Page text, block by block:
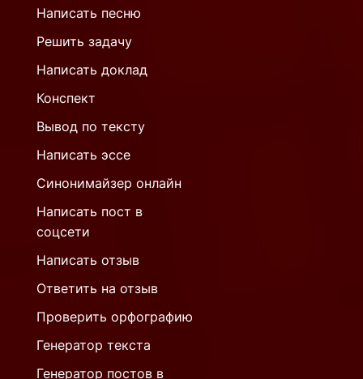
Написать песню
Решить задачу
Написать доклад
Конспект
Вывод по тексту
Написать эссе
Синонимайзер онлайн
Написать пост в
соцсети
Написать отзыв
Ответить на отзыв
Проверить орфографию
Генератор текста
Генератор постов в